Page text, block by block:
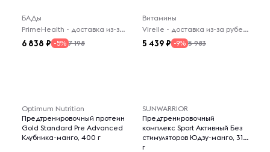
БАДы
PrimeHealth - доставка из-за рубежа
6 838 -5% 7 198
Витамины
Virelle - доставка из-за рубежа
5 439 -9% 5 983
Optimum Nutrition
Предтренировочный протеин
Gold Standard Pre Advanced
Клубника-манго, 400 г
SUNWARRIOR
Предтренировочный
комплекс Sport Активный Без
стимуляторов Юдзу-манго, 315
г